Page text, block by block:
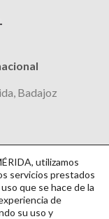
Badajoz
utilizamos
servicios prestados
que se hace de la
de
su uso y